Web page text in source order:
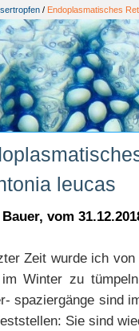
/ Endoplasmatisches
leucas
vom
Zeit wurde ich
Winter zu
spaziergänge sind
Sie sind